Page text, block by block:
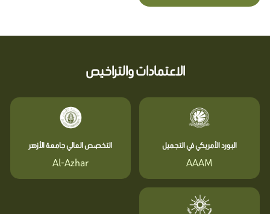
الاعتمادات والتراخيص
البورد الأمريكي في التجميل
AAAM
التخصص العالي جامعة الأزهر
Al-Azhar